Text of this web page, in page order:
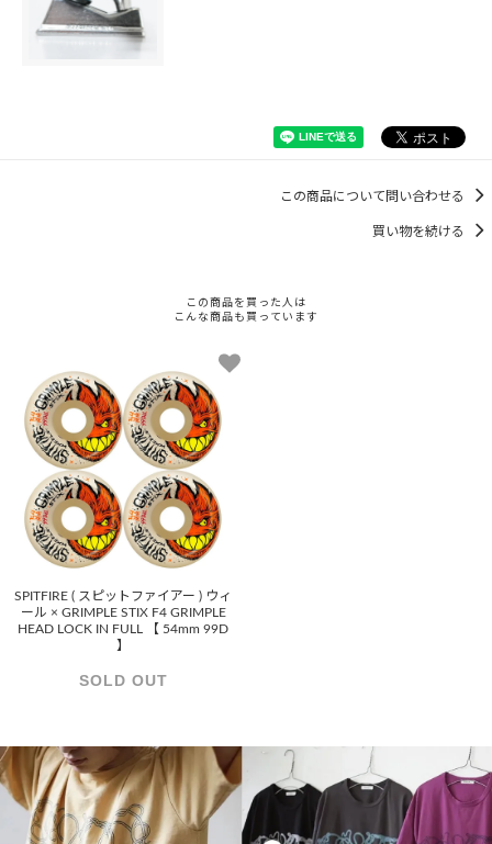
この商品について問い合わせる
買い物を続ける
この商品を買った人は
こんな商品も買っています
SPITFIRE ( スピットファイアー ) ウィ
ール × GRIMPLE STIX F4 GRIMPLE
HEAD LOCK IN FULL 【 54mm 99D
】
SOLD OUT